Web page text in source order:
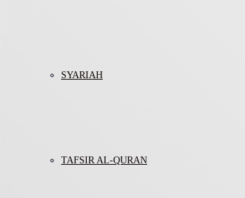
SYARIAH
TAFSIR AL-QURAN